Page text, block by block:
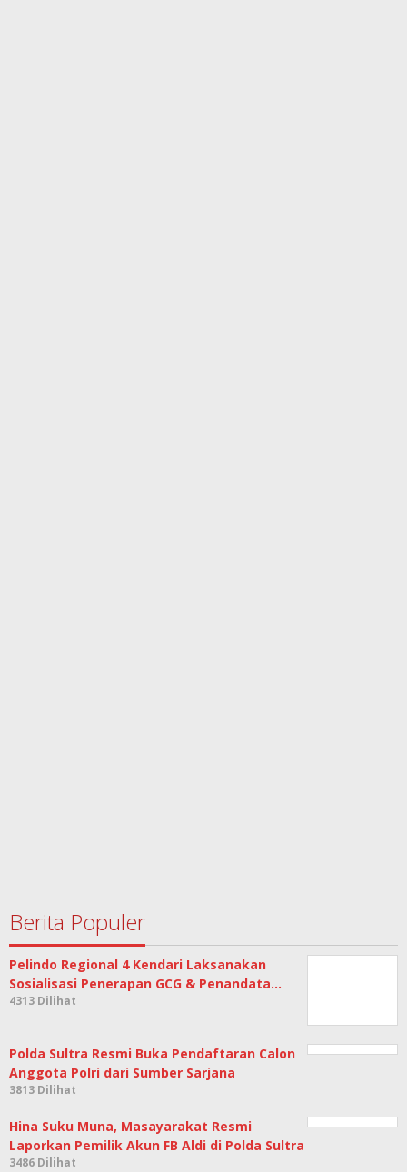
Berita Populer
Pelindo Regional 4 Kendari Laksanakan
Sosialisasi Penerapan GCG & Penandata…
4313 Dilihat
Polda Sultra Resmi Buka Pendaftaran Calon
Anggota Polri dari Sumber Sarjana
3813 Dilihat
Hina Suku Muna, Masayarakat Resmi
Laporkan Pemilik Akun FB Aldi di Polda Sultra
3486 Dilihat